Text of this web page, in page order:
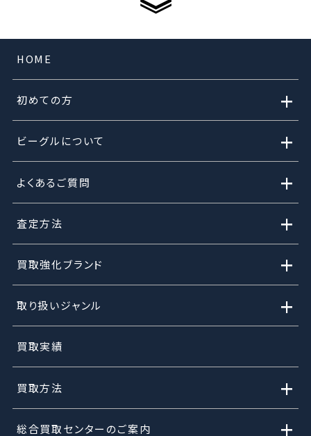
HOME
初めての方 +
ビーグルについて +
よくあるご質問 +
査定方法 +
買取強化ブランド +
取り扱いジャンル +
買取実績
買取方法 +
総合買取センターのご案内 +